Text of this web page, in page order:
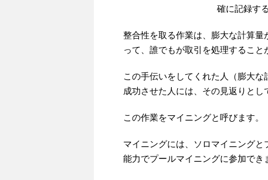
確に記録す
整合性を取る作業は、膨大な計算
って、誰でもが取引を処理すること
この手伝いをしてくれた人（膨大
成功させた人には、その見返りとし
この作業をマイニングと呼びます。
マイニングには、ソロマイニング
能力でプールマイニングに参加でき